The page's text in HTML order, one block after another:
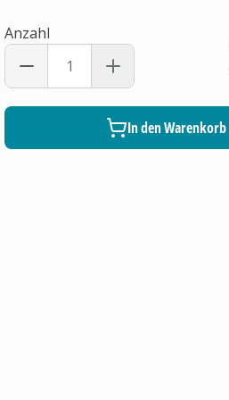
Anzahl
In den Warenkorb